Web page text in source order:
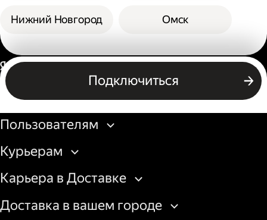
Нижний Новгород Омск
Подключиться
Россия
Бизнесу
Пользователям
Курьерам
Карьера в Доставке
Доставка в вашем городе